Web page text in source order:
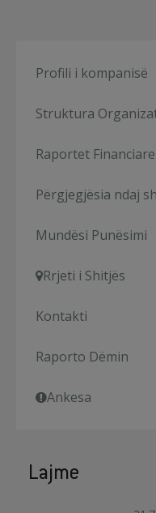
Profili i kompanisë
Struktura
Raportet Financiare
Përgjegjësia ndaj
Mundësi Punësimi
Rrjeti i Shitjës
Kontakti
Raporto Dëmin
Ankesa
Lajme